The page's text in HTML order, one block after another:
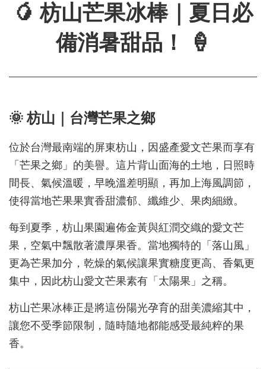
🥭 枋山芒果冰棒｜夏日必
備消暑甜品！ 🍦
🌞 枋山｜台灣芒果之鄉
位於台灣最南端的屏東枋山，因盛產愛文芒果而享有
「芒果之鄉」的美譽。這片背山面海的土地，日照時
間長、氣候溫暖，早晚溫差明顯，再加上海風調節，
使得當地芒果果實香甜濃郁、纖維少、果肉細緻。
每到夏季，枋山果園遍佈金黃與紅潤交織的愛文芒
果，空氣中飄散著濃厚果香。當地獨特的「落山風」
更為芒果加分，乾燥的氣候讓果實糖度更高、香氣更
集中，因此枋山愛文芒果素有「太陽果」之稱。
枋山芒果冰棒正是將這份陽光孕育的甜美濃縮其中，
讓您不受季節限制，隨時隨地都能感受最純粹的果
香。